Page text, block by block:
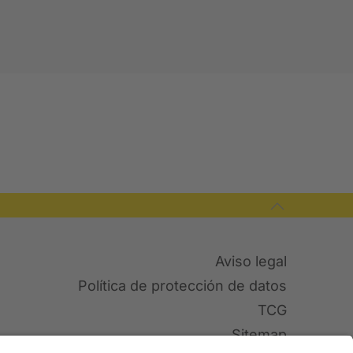
Aviso legal
Política de protección de datos
TCG
Sitemap